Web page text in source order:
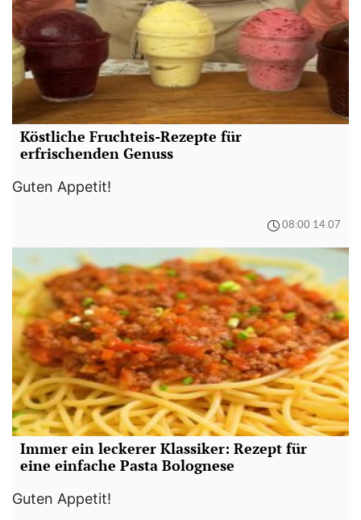
Köstliche Fruchteis-Rezepte für
erfrischenden Genuss
Guten Appetit!
08:00 14.07
Immer ein leckerer Klassiker: Rezept für
eine einfache Pasta Bolognese
Guten Appetit!